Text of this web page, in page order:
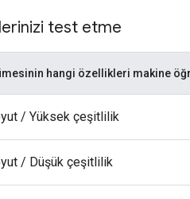
test etme
hangi özellikleri makine
/ Yüksek çeşitlilik
/ Düşük çeşitlilik